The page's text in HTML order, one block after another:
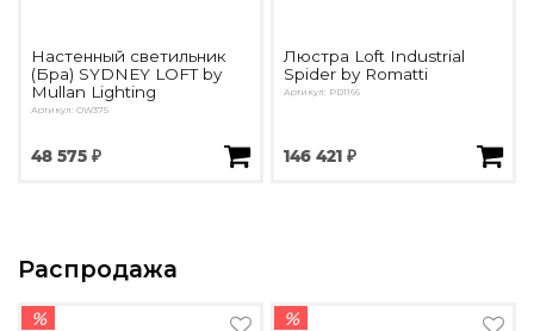
Настенный светильник
(Бра) SYDNEY LOFT by
Mullan Lighting
Артикул: OW375
48 575 ₽
Люстра Loft Industrial
Spider by Romatti
Артикул: PD1166
146 421 ₽
Распродажа
% %